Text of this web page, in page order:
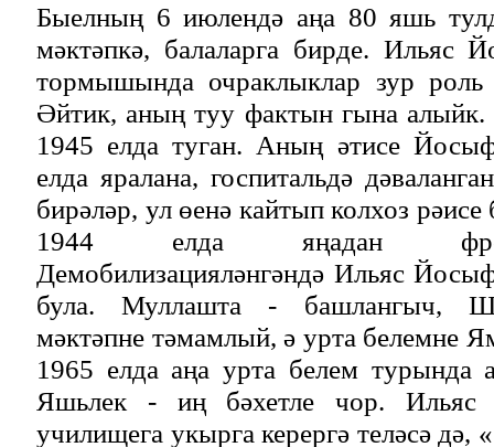
Быелның 6 июлендә аңа 80 яшь
мәктәпкә, балаларга бирде. Ильяс
тормышында очраклыклар зур
Әйтик, аның туу фактын гына
1945 елда туган. Аның әтисе
елда яралана, госпитальдә
бирәләр, ул өенә кайтып колхоз
1944 елда яңадан
Демобилизацияләнгәндә Ильяс
була. Муллашта - башлангыч,
мәктәпне тәмамлый, ә урта белемне
1965 елда аңа урта белем турында
Яшьлек - иң бәхетле чор.
училищега укырга керергә теләсә